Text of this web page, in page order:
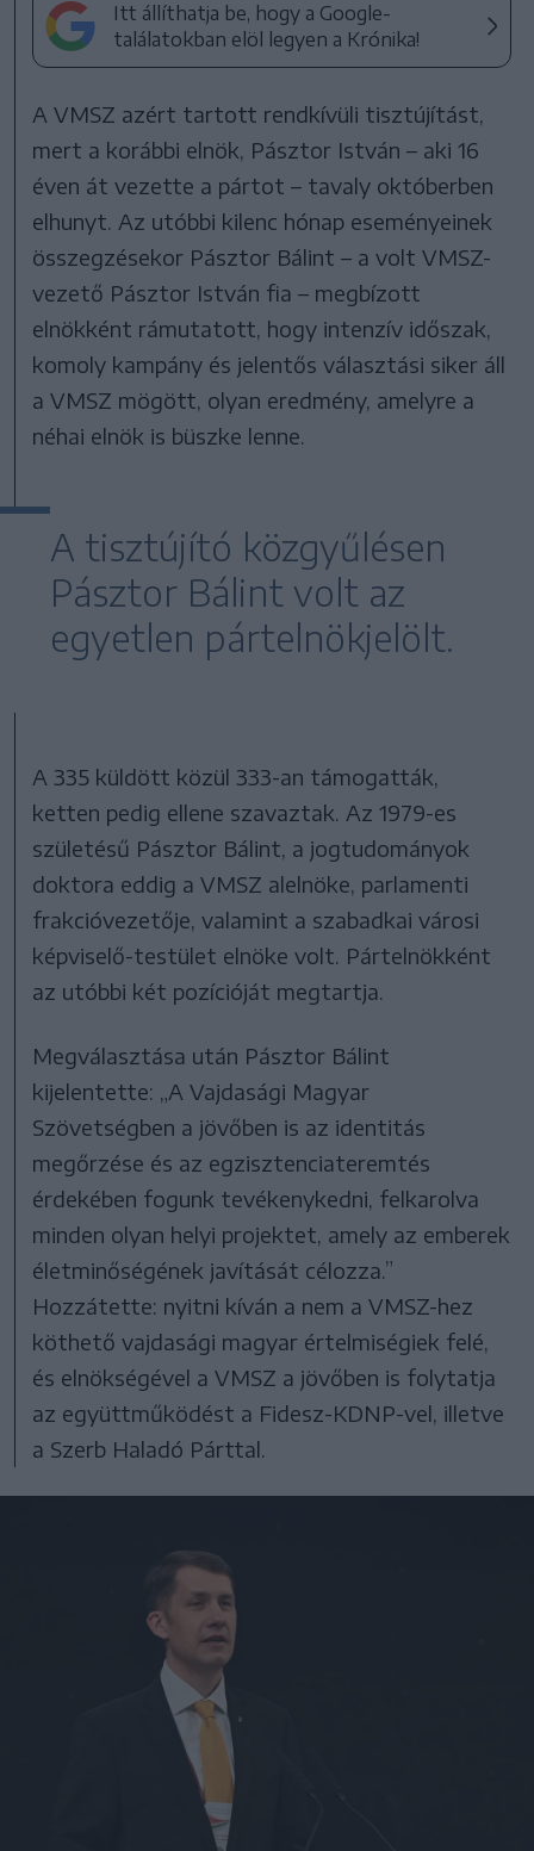
Itt állíthatja be, hogy a Google-
találatokban elöl legyen a Krónika!
A VMSZ azért tartott rendkívüli tisztújítást,
mert a korábbi elnök, Pásztor István – aki 16
éven át vezette a pártot – tavaly októberben
elhunyt. Az utóbbi kilenc hónap eseményeinek
összegzésekor Pásztor Bálint – a volt VMSZ-
vezető Pásztor István fia – megbízott
elnökként rámutatott, hogy intenzív időszak,
komoly kampány és jelentős választási siker áll
a VMSZ mögött, olyan eredmény, amelyre a
néhai elnök is büszke lenne.
A tisztújító közgyűlésen
Pásztor Bálint volt az
egyetlen pártelnökjelölt.
A 335 küldött közül 333-an támogatták,
ketten pedig ellene szavaztak. Az 1979-es
születésű Pásztor Bálint, a jogtudományok
doktora eddig a VMSZ alelnöke, parlamenti
frakcióvezetője, valamint a szabadkai városi
képviselő-testület elnöke volt. Pártelnökként
az utóbbi két pozícióját megtartja.
Megválasztása után Pásztor Bálint
kijelentette: „A Vajdasági Magyar
Szövetségben a jövőben is az identitás
megőrzése és az egzisztenciateremtés
érdekében fogunk tevékenykedni, felkarolva
minden olyan helyi projektet, amely az emberek
életminőségének javítását célozza.”
Hozzátette: nyitni kíván a nem a VMSZ-hez
köthető vajdasági magyar értelmiségiek felé,
és elnökségével a VMSZ a jövőben is folytatja
az együttműködést a Fidesz-KDNP-vel, illetve
a Szerb Haladó Párttal.